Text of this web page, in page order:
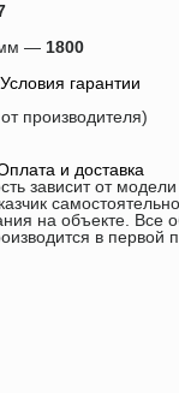
мм — 1800
Условия гарантии
производителя)
и доставка
от модели
на объекте.
в первой